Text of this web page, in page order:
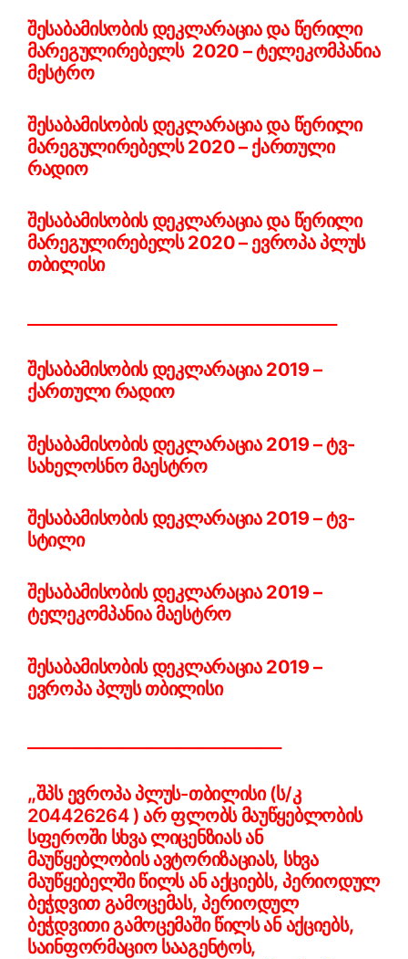
შესაბამისობის დეკლარაცია და წერილი
მარეგულირებელს 2020 – ტელეკომპანია
მესტრო
შესაბამისობის დეკლარაცია და წერილი
მარეგულირებელს 2020 – ქართული
რადიო
შესაბამისობის დეკლარაცია და წერილი
მარეგულირებელს 2020 – ევროპა პლუს
თბილისი
შესაბამისობის დეკლარაცია 2019 –
ქართული რადიო
შესაბამისობის დეკლარაცია 2019 – ტვ-
სახელოსნო მაესტრო
შესაბამისობის დეკლარაცია 2019 – ტვ-
სტილი
შესაბამისობის დეკლარაცია 2019 –
ტელეკომპანია მაესტრო
შესაბამისობის დეკლარაცია 2019 –
ევროპა პლუს თბილისი
„შპს ევროპა პლუს-თბილისი (ს/კ
204426264 ) არ ფლობს მაუწყებლობის
სფეროში სხვა ლიცენზიას ან
მაუწყებლობის ავტორიზაციას, სხვა
მაუწყებელში წილს ან აქციებს, პერიოდულ
ბეჭდვით გამოცემას, პერიოდულ
ბეჭდვითი გამოცემაში წილს ან აქციებს,
საინფორმაციო სააგენტოს,